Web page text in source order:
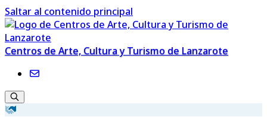
Saltar al contenido principal
Centros de Arte, Cultura y Turismo de Lanzarote